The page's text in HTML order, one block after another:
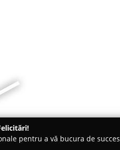
pentru a vă bucura de